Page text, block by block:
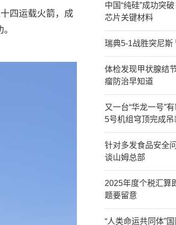
四运载火箭，成
中国“纯硅”成功突
芯片关键材料
瑞典5-1战胜突尼斯
体检发现甲状腺结
瘤防治早知道
又一台“华龙一号”
5号机组穹顶完成吊
针对多发食品安全
谈山姆总部
2025年度个税汇算
题要留意
“人类命运共同体”